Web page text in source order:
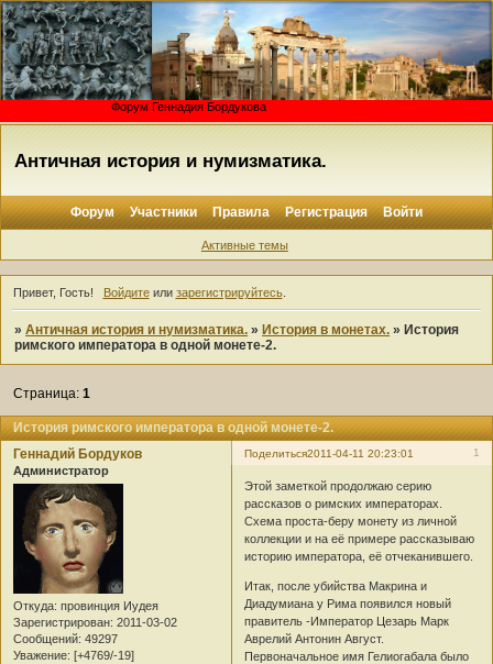
Форум Геннадия Бордукова
Античная история и нумизматика.
Форум Участники Правила Регистрация Войти
Активные темы
Привет, Гость! Войдитеили зарегистрируйтесь.
»Античная история и нумизматика. » История в монетах. » История
римского императора в одной монете-2.
История римского императора в одной монете-2.
Страница:1
Поделиться 1
2011-04-11 20:23:01
Геннадий Бордуков
Администратор
Откуда: провинция Иудея
Зарегистрирован: 2011-03-02
Сообщений: 49297
Уважение: [+4769/-19]
Этой заметкой продолжаю серию
рассказов о римских императорах.
Схема проста-беру монету из личной
коллекции и на её примере рассказываю
историю императора, её отчеканившего.
Итак, после убийства Макрина и
Диадумиана у Рима появился новый
правитель -Император Цезарь Марк
Аврелий Антонин Август.
Первоначальное имя Гелиогабала было